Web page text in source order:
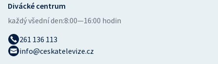
Divácké centrum
každý všední den:8:00—16:00 hodin
261 136 113
info@ceskatelevize.cz